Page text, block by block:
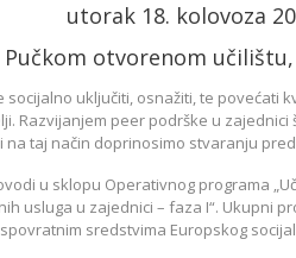
utorak 18. kolovoza
Pučkom otvorenom učilištu,
socijalno uključiti, osnažiti, te povećati
Razvijanjem peer podrške u
na taj način doprinosimo stvaranju
u sklopu Operativnog programa
usluga u zajednici – faza I“. Ukupni
sredstvima Europskog